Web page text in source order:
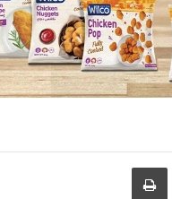
عبر البريد طباعة